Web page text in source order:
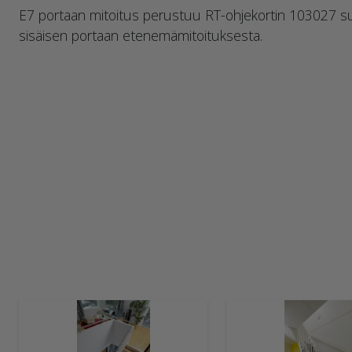
E7 portaan mitoitus perustuu RT-ohjekortin 103027
sisäisen portaan etenemämitoituksesta.